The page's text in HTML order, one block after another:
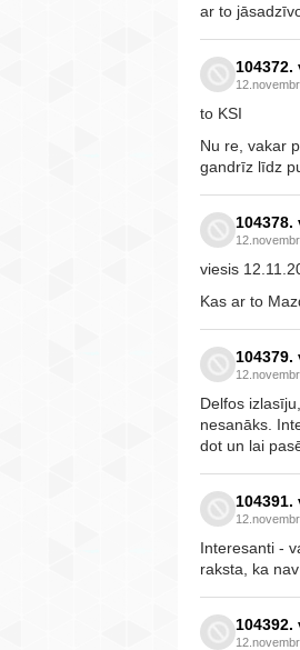
ar to
104372.
to KSI
Nu re, vakar
gandrīz līdz
104378.
viesis
Kas ar to
104379.
Delfos
nesanāks.
dot un lai
104391.
Interesanti -
raksta, ka
104392.